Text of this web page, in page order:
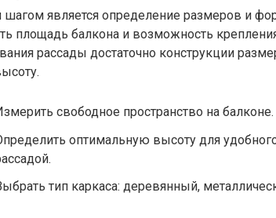
является определение размеров и
площадь балкона и возможность
рассады достаточно конструкции
свободное пространство на балконе.
оптимальную высоту для
тип каркаса: деревянный,